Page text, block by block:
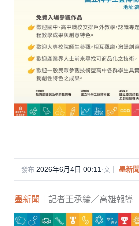
發布 2026年6月4日 00:11 ·文｜ 墨新聞
墨新聞 ｜記者王承綸／高雄報導